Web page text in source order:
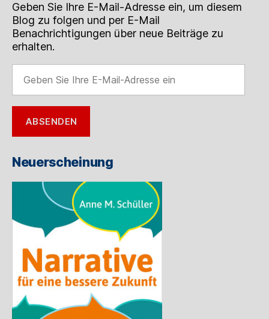
Geben Sie Ihre E-Mail-Adresse ein, um diesem
Blog zu folgen und per E-Mail
Benachrichtigungen über neue Beiträge zu
erhalten.
Sie
Ihre
E-
Mail-
Adresse
ABSENDEN
Neuerscheinung